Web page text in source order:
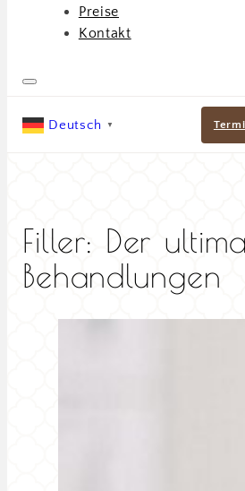
Preise
Kontakt
Deutsch ▼
Filler: Der
Behandlungen